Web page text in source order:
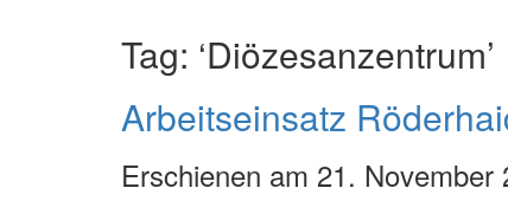
Tag: ‘Diözesanzentrum’
Arbeitseinsatz
Erschienen am 21. November